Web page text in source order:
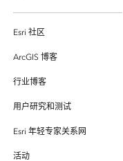
Esri 社区
ArcGIS 博客
行业博客
用户研究和测试
Esri 年轻专家关系网
活动